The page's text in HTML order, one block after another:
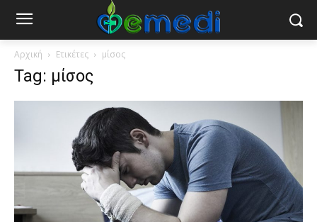
Αρχική Ετικέτες μίσος
Tag: μίσος